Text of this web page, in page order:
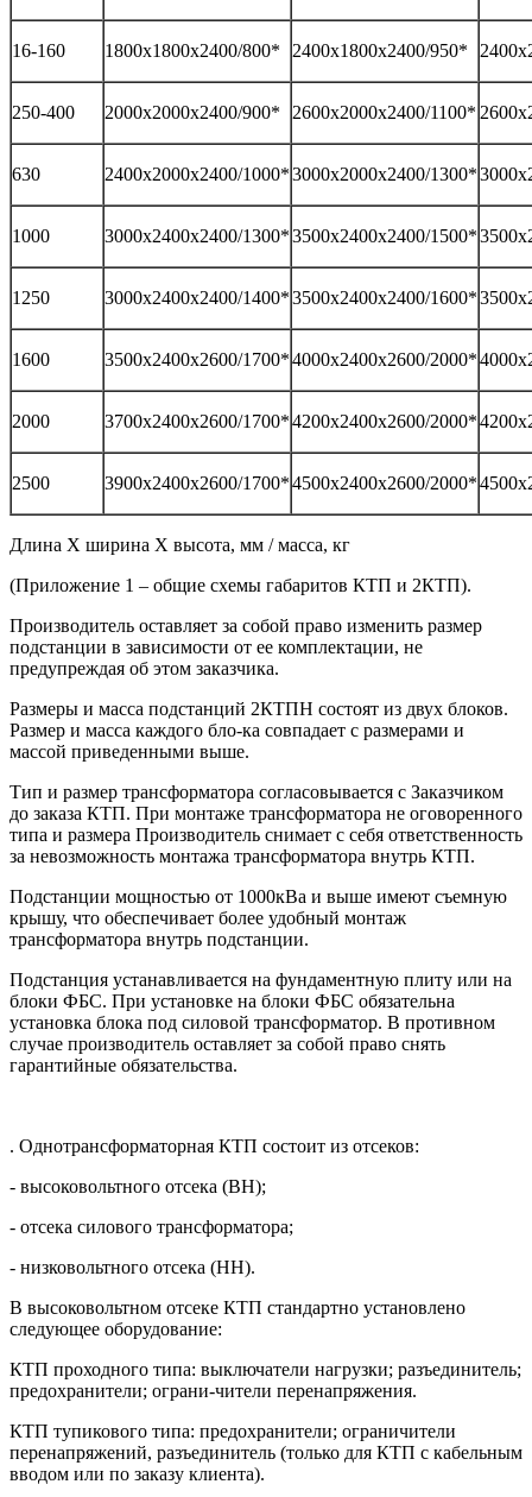
16-160 1800х1800х2400/800* 2400х1800х2400/950*
250-400 2000х2000х2400/900* 2600х2000х2400/1100*
630 2400х2000х2400/1000*3000х2000х2400/1300*
1000 3000х2400х2400/1300*3500х2400х2400/1500*
1250 3000х2400х2400/1400*3500х2400х2400/1600*
1600 3500х2400х2600/1700*4000х2400х2600/2000*
2000 3700х2400х2600/1700*4200х2400х2600/2000*
2500 3900х2400х2600/1700*4500х2400х2600/2000*
Длина Х ширина Х высота, мм / масса, кг
(Приложение 1 – общие схемы габаритов КТП и 2КТП).
Производитель оставляет за собой право изменить размер
подстанции в зависимости от ее комплектации, не
предупреждая об этом заказчика.
Размеры и масса подстанций 2КТПН состоят из двух блоков.
Размер и масса каждого бло-ка совпадает с размерами и
массой приведенными выше.
Тип и размер трансформатора согласовывается с Заказчиком
до заказа КТП. При монтаже трансформатора не оговоренного
типа и размера Производитель снимает с себя ответственность
за невозможность монтажа трансформатора внутрь КТП.
Подстанции мощностью от 1000кВа и выше имеют съемную
крышу, что обеспечивает более удобный монтаж
трансформатора внутрь подстанции.
Подстанция устанавливается на фундаментную плиту или на
блоки ФБС. При установке на блоки ФБС обязательна
установка блока под силовой трансформатор. В противном
случае производитель оставляет за собой право снять
гарантийные обязательства.
. Однотрансформаторная КТП состоит из отсеков:
- высоковольтного отсека (ВН);
- отсека силового трансформатора;
- низковольтного отсека (НН).
В высоковольтном отсеке КТП стандартно установлено
следующее оборудование:
КТП проходного типа: выключатели нагрузки; разъединитель;
предохранители; ограни-чители перенапряжения.
КТП тупикового типа: предохранители; ограничители
перенапряжений, разъединитель (только для КТП с кабельным
вводом или по заказу клиента).